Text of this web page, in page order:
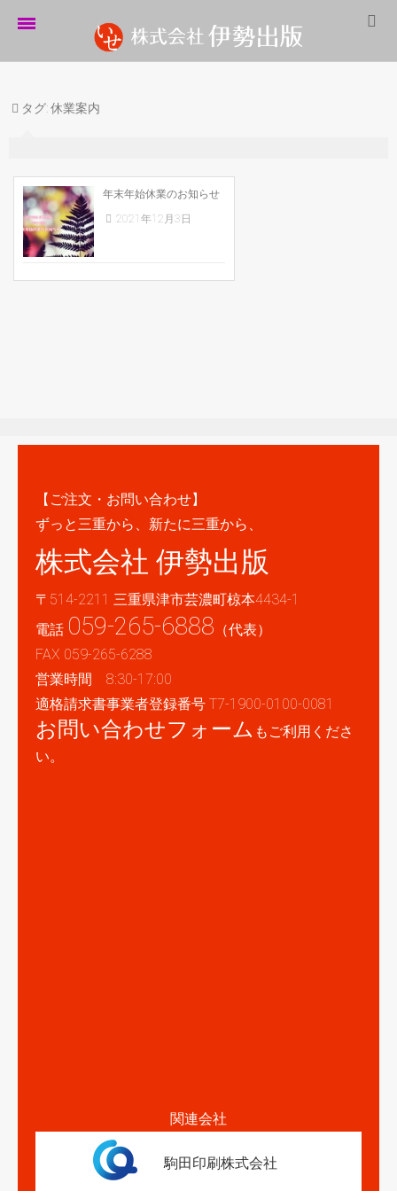
伊勢出版だより
制作実績
企業情報
採用情報
タグ:休業案内
年末年始休業のお知らせ
2021年12月3日
【ご注文・お問い合わせ】
ずっと三重から、新たに三重から、
株式会社 伊勢出版
〒514-2211 三重県津市芸濃町椋本4434-1
電話 059-265-6888 （代表）
FAX 059-265-6288
営業時間 8:30-17:00
適格請求書事業者登録番号 T7-1900-0100-0081
お問い合わせフォーム もご利用くださ
い。
関連会社
駒田印刷株式会社